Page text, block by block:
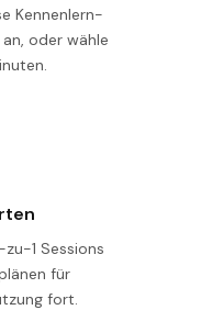
Kennenlern-
oder wähle
1 Sessions
für
fort.